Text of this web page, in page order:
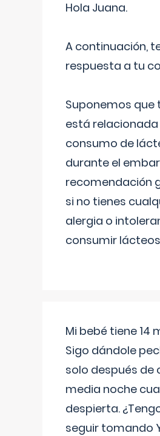
Hola Juana.
A continuación,
respuesta a tu
Suponemos que
está relacionada
consumo de
durante el
recomendación
si no tienes
alergia o
consumir
Mi bebé tiene 14
Sigo dándole
solo después de
media noche
despierta.
seguir tomando